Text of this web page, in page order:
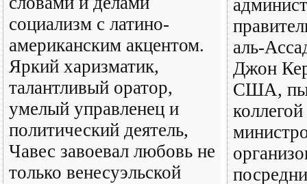
социализм с латино-
американским акцентом.
Яркий харизматик,
талантливый оратор,
умелый управленец и
политический деятель,
Чавес завоевал любовь не
только венесуэльской
аль-
Джон
США,